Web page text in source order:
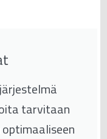
tarvitaan